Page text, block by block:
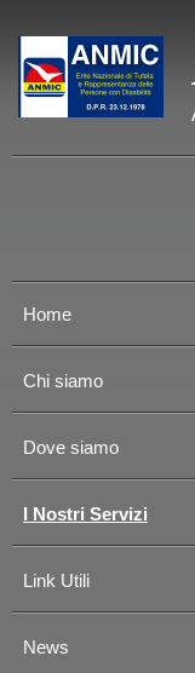
Home
Chi siamo
Dove siamo
I Nostri Servizi
Link Utili
News